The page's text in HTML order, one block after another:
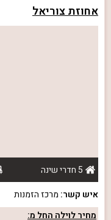
אחוזת צוריאל
5 חדרי שינה
איש קשר: מרכז הזמנות
מחיר לוילה החל מ: